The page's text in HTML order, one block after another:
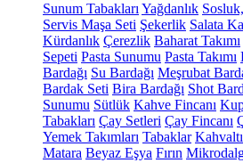
Sunum Tabakları Yağdanlık
Servis Maşa Seti Şekerlik Salata
Kürdanlık Çerezlik Baharat Takımı
Sepeti Pasta Sunumu Pasta Takımı
Bardağı Su Bardağı Meşrubat
Bardak Seti Bira Bardağı Shot
Sunumu Sütlük Kahve Fincanı
Tabakları Çay Setleri Çay Fincanı
Yemek Takımları Tabaklar
Matara Beyaz Eşya Fırın